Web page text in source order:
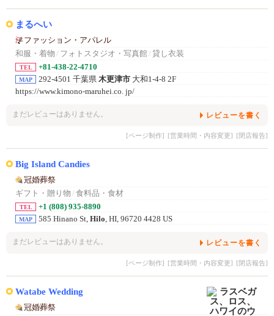
まるへい
ファッション・アパレル
和服・着物 / フォトスタジオ・写真館/ 貸し衣装
TEL +81-438-22-4710
MAP 292-4501 千葉県 木更津市 大和1-4-8 2F
https://www.kimono-maruhei.co. jp/
まだレビューはありません。 レビューを書く
[ページ制作] [営業時間・内容変更] [閉店報告]
Big Island Candies
冠婚葬祭
ギフト・贈り物 / 食料品・食材
TEL +1 (808) 935-8890
MAP 585 Hinano St, Hilo, HI, 96720 4428 US
まだレビューはありません。 レビューを書く
[ページ制作] [営業時間・内容変更] [閉店報告]
Watabe Wedding
冠婚葬祭